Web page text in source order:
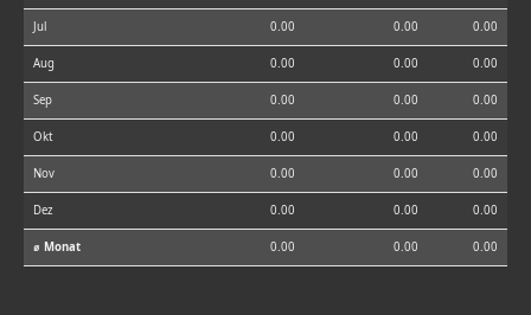
Jul 0.00 0.00 0.00
Aug 0.00 0.00 0.00
Sep 0.00 0.00 0.00
Okt 0.00 0.00 0.00
Nov 0.00 0.00 0.00
Dez 0.00 0.00 0.00
⌀ Monat 0.00 0.00 0.00